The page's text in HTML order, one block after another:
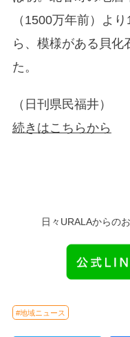
（1500万年前）よ
ら、模様がある貝化
た。
（日刊県民福井）
続きはこちらから
日々URALAからの
#地域ニュース